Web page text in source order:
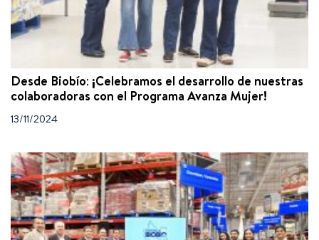
Desde Biobío: ¡Celebramos el desarrollo de nuestras
colaboradoras con el Programa Avanza Mujer!
13/11/2024